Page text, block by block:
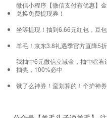
微信小程序【微信支付有优惠】
兑换免费提现券！
坐等提现！抽到6.66元红包，豆
羊毛！京东3.8礼遇季官方直降5
我抽中6元微信立减金，抽中啥
抽奖，100%必中
饿了么神券！蛮划算的！个护神